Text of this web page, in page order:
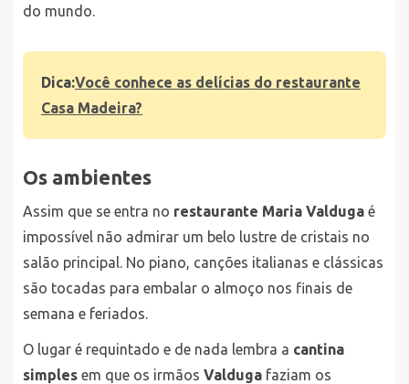
do mundo.
Dica:Você conhece as delícias do restaurante
Casa Madeira?
Os ambientes
Assim que se entra no restaurante Maria Valduga é
impossível não admirar um belo lustre de cristais no
salão principal. No piano, canções italianas e clássicas
são tocadas para embalar o almoço nos finais de
semana e feriados.
O lugar é requintado e de nada lembra a cantina
simples em que os irmãos Valduga faziam os